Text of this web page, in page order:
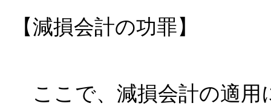
【減損会計の功罪】
ここで、減損会計の適用